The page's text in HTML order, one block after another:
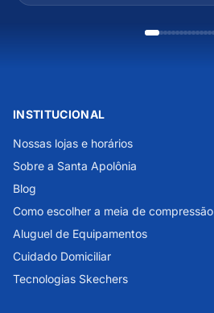
INSTITUCIONAL
Nossas lojas e horários
Sobre a Santa Apolônia
Blog
Como escolher a meia de compressão
Aluguel de Equipamentos
Cuidado Domiciliar
Tecnologias Skechers